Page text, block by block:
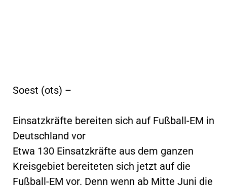
Soest (ots) –
Einsatzkräfte bereiten sich auf Fußball-EM in
Deutschland vor
Etwa 130 Einsatzkräfte aus dem ganzen
Kreisgebiet bereiteten sich jetzt auf die
Fußball-EM vor. Denn wenn ab Mitte Juni die